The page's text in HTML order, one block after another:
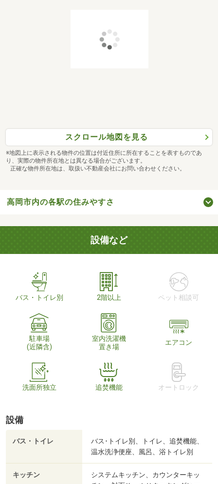
スクロール地図を見る
※地図上に表示される物件の位置は付近住所に所在することを表すものであ
り、実際の物件所在地とは異なる場合がございます。
正確な物件所在地は、取扱い不動産会社にお問い合わせください。
高岡市内の各駅の住みやすさ
設備など
バス・トイレ別 2階以上 ペット相談可
駐車場
(近隣含)
室内洗濯機
置き場
エアコン
洗面所独立 追焚機能 オートロック
設備
バス・トイレ
バス･トイレ別、トイレ、追焚機能、
温水洗浄便座、風呂、浴トイレ別
キッチン
システムキッチン、カウンターキッ